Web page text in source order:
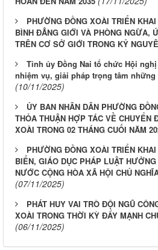
PHƯỜNG ĐỒNG XOÀI TRIỂN
BÌNH ĐẲNG GIỚI VÀ PHÒNG NGỪA,
TRÊN CƠ SỞ GIỚI TRONG KỶ
Tỉnh ủy Đồng Nai tổ chức Hội
nhiệm vụ, giải pháp trọng tâm những
(10/11/2025)
ỦY BAN NHÂN DÂN PHƯỜNG
THỎA THUẬN HỢP TÁC VỀ CHUYỂN
XOÀI TRONG 02 THÁNG CUỐI NĂM
PHƯỜNG ĐỒNG XOÀI TRIỂN
BIẾN, GIÁO DỤC PHÁP LUẬT
NƯỚC CỘNG HÒA XÃ HỘI CHỦ
(07/11/2025)
PHÁT HUY VAI TRÒ ĐỘI NGŨ
XOÀI TRONG THỜI KỲ ĐẨY MẠNH
(06/11/2025)